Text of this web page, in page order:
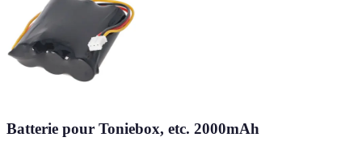
Batterie pour Toniebox, etc. 2000mAh